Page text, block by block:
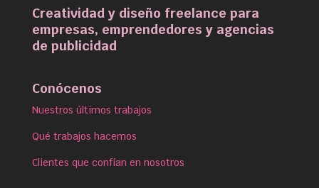
Creatividad y diseño freelance para
empresas, emprendedores y agencias
de publicidad
Conócenos
Nuestros últimos trabajos
Qué trabajos hacemos
Clientes que confían en nosotros